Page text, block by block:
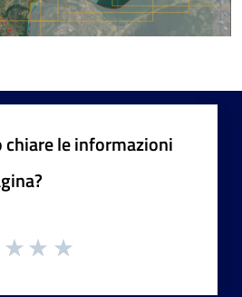
chiare le informazioni